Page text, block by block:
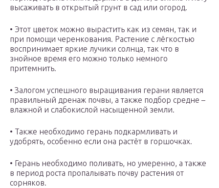
высаживать в открытый грунт в сад или огород.
• Этот цветок можно вырастить как из семян, так и
при помощи черенкования. Растение с лёгкостью
воспринимает яркие лучики солнца, так что в
знойное время его можно только немного
притемнить.
• Залогом успешного выращивания герани является
правильный дренаж почвы, а также подбор средне –
влажной и слабокислой насыщенной земли.
• Также необходимо герань подкармливать и
удобрять, особенно если она растёт в горшочках.
• Герань необходимо поливать, но умеренно, а также
в период роста пропалывать почву растения от
сорняков.